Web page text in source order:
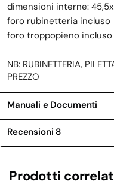
dimensioni interne:
foro rubinetteria incluso
foro troppopieno incluso
NB: RUBINETTERIA,
PREZZO
Manuali e Documenti
Recensioni 8
Prodotti